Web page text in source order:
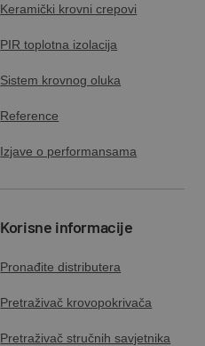
Keramički krovni crepovi
PIR toplotna izolacija
Sistem krovnog oluka
Reference
Izjave o performansama
Korisne informacije
Pronađite distributera
Pretraživač krovopokrivača
Pretraživač stručnih savjetnika